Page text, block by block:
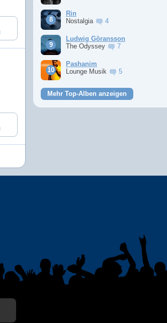
Rin
Nostalgia
4
Ludwig Göransson
The Odyssey
7
Pashanim
Lounge Musik
5
Mehr Top-Alben anzeigen